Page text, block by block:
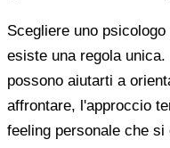
Scegliere uno
esiste una regola
possono aiutarti a
affrontare, l'approccio
feeling personale che